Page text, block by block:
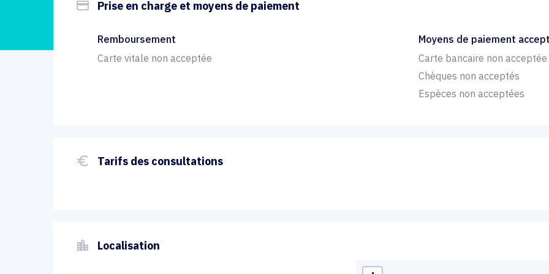
payment Prise en charge et moyens de paiement
Remboursement
Carte vitale non acceptée
Moyens de paiement
Carte bancaire non acceptée
Chèques non acceptés
Espèces non acceptées
euro_symbol Tarifs des consultations
location_city Localisation